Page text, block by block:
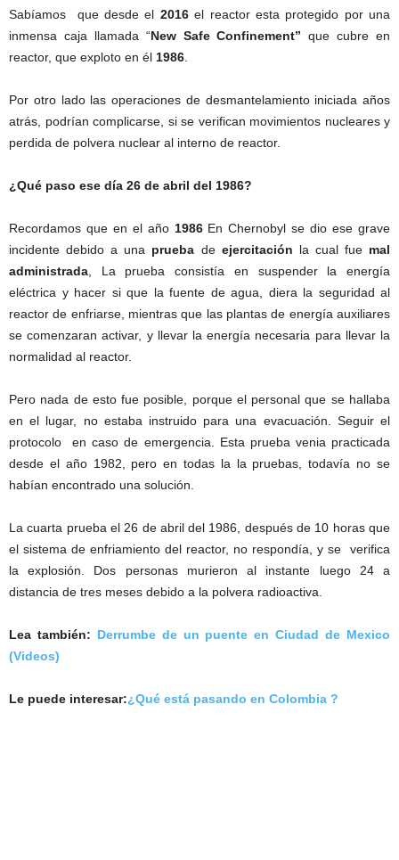
Sabíamos que desde el 2016el reactor esta protegido por una
inmensa caja llamada “New Safe Confinement” que cubre en
reactor, que exploto en él 1986
Por otro lado las operaciones de desmantelamiento iniciada años
atrás, podrían complicarse, si se verifican movimientos nucleares y
perdida de polvera nuclear al interno de reactor.
¿Qué paso ese día 26 de abril del 1986?
Recordamos que en el año 1986En Chernobyl se dio ese grave
incidente debido a una prueba de ejercitación la cual fue mal
administrada , La prueba consistía en suspender la energía
eléctrica y hacer si que la fuente de agua, diera la seguridad al
reactor de enfriarse, mientras que las plantas de energía auxiliares
se comenzaran activar, y llevar la energía necesaria para llevar la
normalidad al reactor.
Pero nada de esto fue posible, porque el personal que se hallaba
en el lugar, no estaba instruido para una evacuación. Seguir el
protocolo en caso de emergencia. Esta prueba venia practicada
desde el año 1982, pero en todas la la pruebas, todavía no se
habían encontrado una solución.
La cuarta prueba el 26 de abril del 1986, después de 10 horas que
el sistema de enfriamiento del reactor, no respondía, y se verifica
la explosión. Dos personas murieron al instante luego 24 a
distancia de tres meses debido a la polvera radioactiva.
Lea también: Derrumbe de un puente en Ciudad de Mexico
(Videos)
Le puede interesar:¿Qué está pasando en Colombia ?